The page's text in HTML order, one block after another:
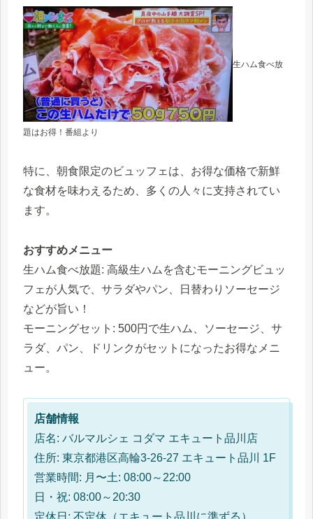
生ハム食べ放
題はお得！番組より
特に、朝食限定のビュッフェは、お得な価格で新鮮
な食材を味わえるため、多くの人々に支持されてい
ます。
おすすめメニュー
生ハム食べ放題: 高級生ハムを含むモーニングビュッ
フェが人気で、サラダやパン、日替わりソーセージ
などが旨い！
モーニングセット: 500円で生ハム、ソーセージ、サ
ラダ、パン、ドリンクがセットになったお得なメニ
ュー。
店舗情報
店名: バルマルシェ コダマ エキュート品川店
住所: 東京都港区高輪3-26-27 エキュート品川 1F
営業時間: 月〜土: 08:00～22:00
日・祝: 08:00～20:30
定休日: 不定休（エキュート品川に準ずる）